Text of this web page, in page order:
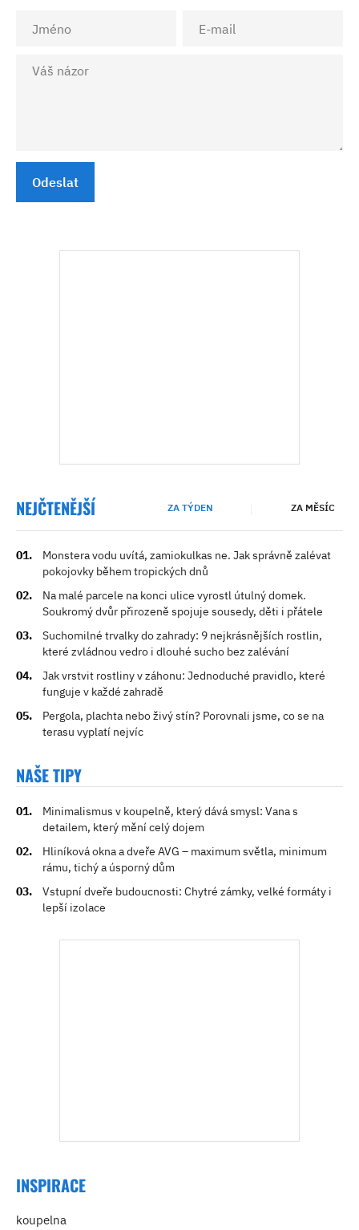
Odeslat
NEJČTENĚJŠÍ ZA TÝDEN ZA MĚSÍC
Monstera vodu uvítá, zamiokulkas ne. Jak správně zalévat
pokojovky během tropických dnů
Na malé parcele na konci ulice vyrostl útulný domek.
Soukromý dvůr přirozeně spojuje sousedy, děti i přátele
Suchomilné trvalky do zahrady: 9 nejkrásnějších rostlin,
které zvládnou vedro i dlouhé sucho bez zalévání
Jak vrstvit rostliny v záhonu: Jednoduché pravidlo, které
funguje v každé zahradě
Pergola, plachta nebo živý stín? Porovnali jsme, co se na
terasu vyplatí nejvíc
NAŠE TIPY
Minimalismus v koupelně, který dává smysl: Vana s
detailem, který mění celý dojem
Hliníková okna a dveře AVG – maximum světla, minimum
rámu, tichý a úsporný dům
Vstupní dveře budoucnosti: Chytré zámky, velké formáty i
lepší izolace
INSPIRACE
koupelna